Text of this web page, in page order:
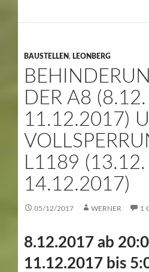
BAUSTELLEN, LEONBERG
DER A8
11.12.2017)
L1189 (13.12.
14.12.2017)
05/12/2017 WERNER 1
8.12.2017 ab
11.12.2017 bis